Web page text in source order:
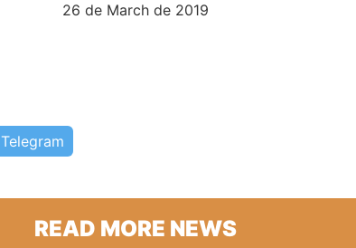
26 de March de 2019
Telegram
READ MORE NEWS